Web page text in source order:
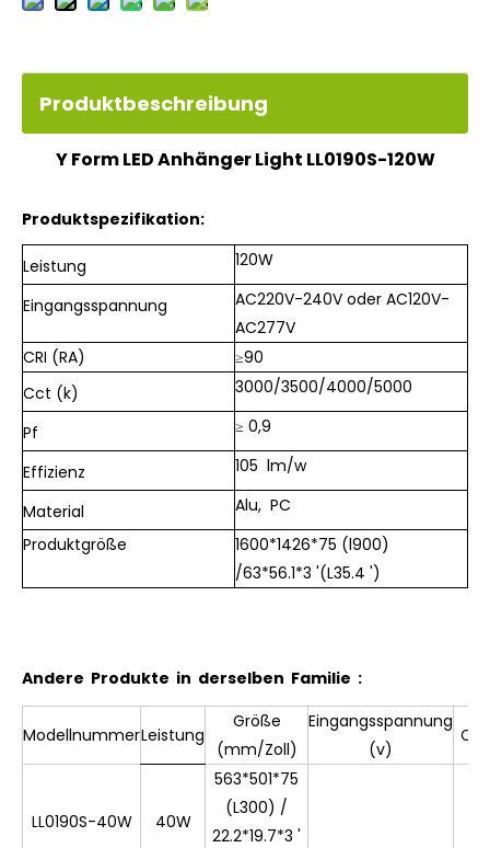
Produktbeschreibung
Y Form LED Anhänger Light LL0190S-120W
Produktspezifikation:
Leistung 120W
Eingangsspannung
AC220V-240V oder AC120V-
AC277V
CRI (RA)
≥90
Cct (k)
3000/3500/4000/5000
Pf ≥ 0,9
Effizienz 105 lm/w
Material
Alu, PC
Produktgröße
1600*1426*75 (l900)
/63*56.1*3 '(L35.4 ')
Andere Produkte in derselben Familie :
ModellnummerLeistung
Größe
(mm/Zoll)
Eingangsspannung
(v)
Cri
LL0190S-40W 40W
563*501*75
(L300) /
22.2*19.7*3 '